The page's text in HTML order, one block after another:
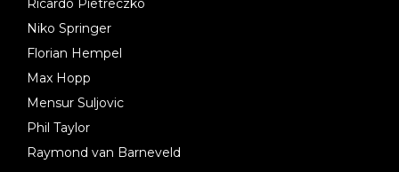
Ricardo Pietreczko
Niko Springer
Florian Hempel
Max Hopp
Mensur Suljovic
Phil Taylor
Raymond van Barneveld